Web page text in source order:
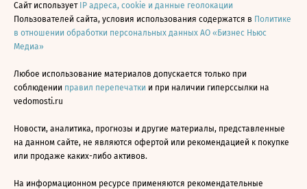
Сайт использует IP адреса, cookie и данные геолокации
Пользователей сайта, условия использования содержатся в Политике
в отношении обработки персональных данных АО «Бизнес Ньюс
Медиа»
Любое использование материалов допускается только при
соблюдении правил перепечатки и при наличии гиперссылки на
vedomosti.ru
Новости, аналитика, прогнозы и другие материалы, представленные
на данном сайте, не являются офертой или рекомендацией к покупке
или продаже каких-либо активов.
На информационном ресурсе применяются рекомендательные